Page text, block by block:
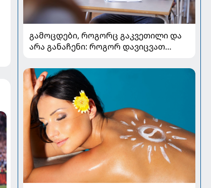
გამოცდები, როგორც გაკვეთილი და
არა განაჩენი: როგორ დავიცვათ
მომავალი